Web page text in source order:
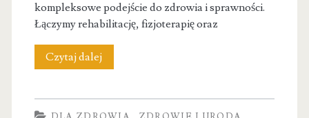
kompleksowe podejście do zdrowia i sprawności.
Łączymy rehabilitację, fizjoterapię oraz
Czytaj dalejBiogym